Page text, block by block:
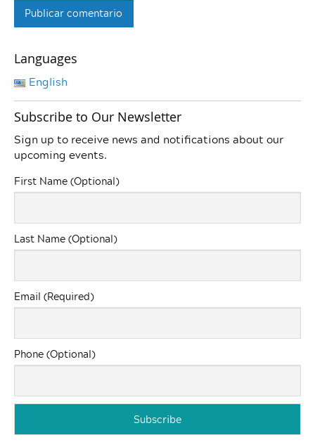
Languages
English
Subscribe to Our Newsletter
Sign up to receive news and notifications about our
upcoming events.
First Name (Optional)
Last Name (Optional)
Email (Required)
Phone (Optional)